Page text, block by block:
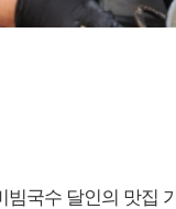
국수 달인의 맛집